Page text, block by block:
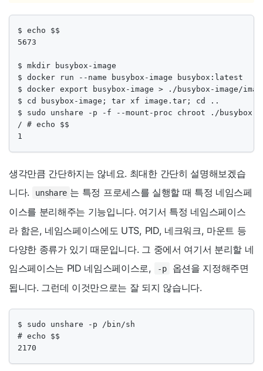
$ echo $$
5673
$ mkdir busybox-image
$ docker run --name busybox-image busybox:latest
$ docker export busybox-image > ./busybox-image/
$ cd busybox-image; tar xf image.tar; cd ..
$ sudo unshare -p -f --mount-proc chroot ./busybox-
/ # echo $$
1
생각만큼 간단하지는 않네요. 최대한 간단히 설명해보겠습
니다.
unshare 는 특정 프로세스를 실행할 때 특정 네임스페
이스를 분리해주는 기능입니다. 여기서 특정 네임스페이스
라 함은, 네임스페이스에도 UTS, PID, 네크워크, 마운트 등
다양한 종류가 있기 때문입니다. 그 중에서 여기서 분리할 네
임스페이스는 PID 네임스페이스로,
-p
옵션을 지정해주면
됩니다. 그런데 이것만으로는 잘 되지 않습니다.
$ sudo unshare -p /bin/sh
# echo $$
2170